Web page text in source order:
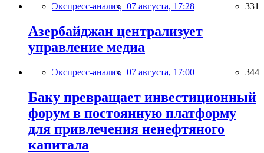
Экспресс-анализ, 07 августа, 17:28 331
Азербайджан централизует
управление медиа
Экспресс-анализ, 07 августа, 17:00 344
Баку превращает инвестиционный
форум в постоянную платформу
для привлечения ненефтяного
капитала